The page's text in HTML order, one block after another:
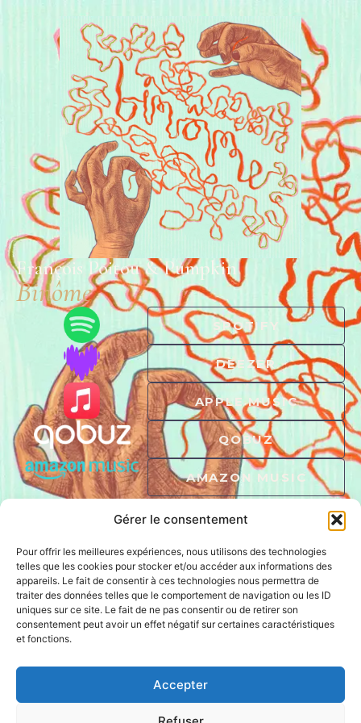
Gérer le consentement
Pour offrir les meilleures expériences, nous utilisons des technologies
telles que les cookies pour stocker et/ou accéder aux informations des
appareils. Le fait de consentir à ces technologies nous permettra de
traiter des données telles que le comportement de navigation ou les ID
uniques sur ce site. Le fait de ne pas consentir ou de retirer son
consentement peut avoir un effet négatif sur certaines caractéristiques
et fonctions.
Accepter
François Poitou & Pumpkin
Binôme
SPOTIFY
DEEZER
APPLE MUSIC
QOBUZ
AMAZON MUSIC
QUAI SONRECORDS